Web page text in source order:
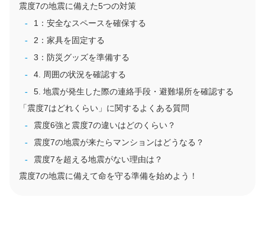
震度7の地震に備えた5つの対策
1：安全なスペースを確保する
2：家具を固定する
3：防災グッズを準備する
4. 周囲の状況を確認する
5. 地震が発生した際の連絡手段・避難場所を確認する
「震度7はどれくらい」に関するよくある質問
震度6強と震度7の違いはどのくらい？
震度7の地震が来たらマンションはどうなる？
震度7を超える地震がない理由は？
震度7の地震に備えて命を守る準備を始めよう！